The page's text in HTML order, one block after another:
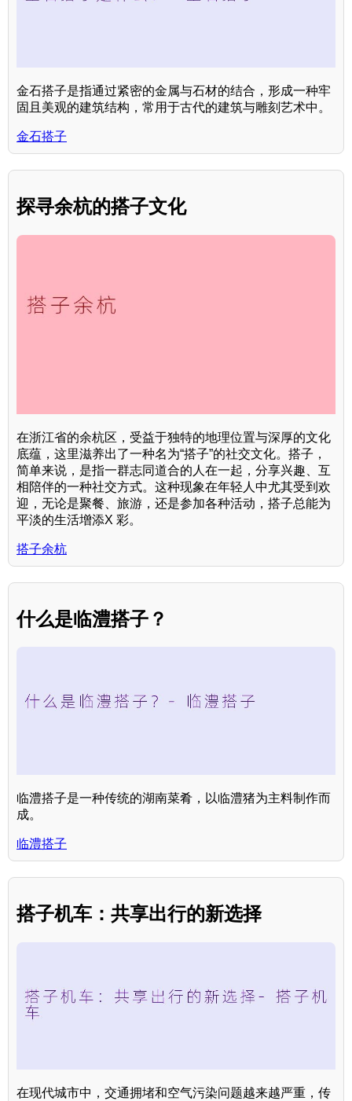
金石搭子是指通过紧密的金属与石材的结合，形成一种牢
固且美观的建筑结构，常用于古代的建筑与雕刻艺术中。
金石搭子
探寻余杭的搭子文化
在浙江省的余杭区，受益于独特的地理位置与深厚的文化
底蕴，这里滋养出了一种名为“搭子”的社交文化。搭子，
简单来说，是指一群志同道合的人在一起，分享兴趣、互
相陪伴的一种社交方式。这种现象在年轻人中尤其受到欢
迎，无论是聚餐、旅游，还是参加各种活动，搭子总能为
平淡的生活增添X 彩。
搭子余杭
什么是临澧搭子？
临澧搭子是一种传统的湖南菜肴，以临澧猪为主料制作而
成。
临澧搭子
搭子机车：共享出行的新选择
在现代城市中，交通拥堵和空气污染问题越来越严重，传